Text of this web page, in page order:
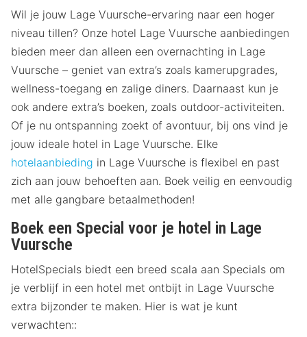
Wil je jouw Lage Vuursche-ervaring naar een hoger
niveau tillen? Onze hotel Lage Vuursche aanbiedingen
bieden meer dan alleen een overnachting in Lage
Vuursche – geniet van extra’s zoals kamerupgrades,
wellness-toegang en zalige diners. Daarnaast kun je
ook andere extra’s boeken, zoals outdoor-activiteiten.
Of je nu ontspanning zoekt of avontuur, bij ons vind je
jouw ideale hotel in Lage Vuursche. Elke
hotelaanbieding in Lage Vuursche is flexibel en past
zich aan jouw behoeften aan. Boek veilig en eenvoudig
met alle gangbare betaalmethoden!
Boek een Special voor je hotel in Lage
Vuursche
HotelSpecials biedt een breed scala aan Specials om
je verblijf in een hotel met ontbijt in Lage Vuursche
extra bijzonder te maken. Hier is wat je kunt
verwachten::